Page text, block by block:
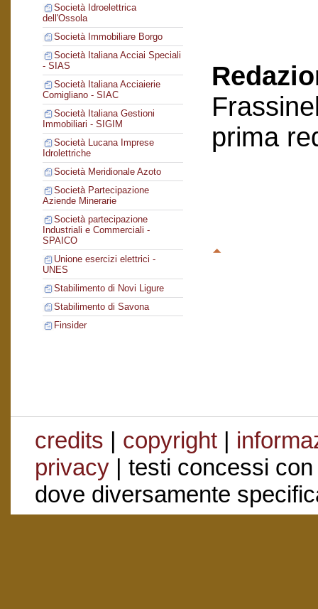
Società Idroelettrica
dell'Ossola
Società Immobiliare Borgo
Società Italiana Acciai Speciali
- SIAS
Società Italiana Acciaierie
Cornigliano - SIAC
Società Italiana Gestioni
Immobiliari - SIGIM
Società Lucana Imprese
Idrolettriche
Società Meridionale Azoto
Società Partecipazione
Aziende Minerarie
Società partecipazione
Industriali e Commerciali -
SPAICO
Unione esercizi elettrici -
UNES
Stabilimento di Novi Ligure
Stabilimento di Savona
Finsider
prima
credits | copyright|
privacy| testi concessi
dove diversamente